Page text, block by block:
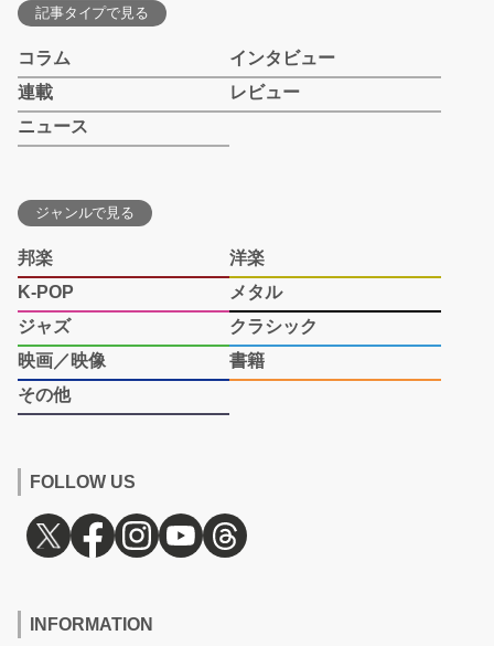
記事タイプで見る
コラム
インタビュー
連載
レビュー
ニュース
ジャンルで見る
邦楽
洋楽
K-POP
メタル
ジャズ
クラシック
映画／映像
書籍
その他
FOLLOW US
INFORMATION